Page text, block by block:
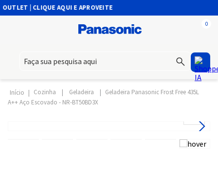
| CLIQUE AQUI E APROVEITE
0
Cozinha Geladeira
Geladeira Panasonic Frost Free 435L
A++ Aço Escovado - NR-BT50BD3X